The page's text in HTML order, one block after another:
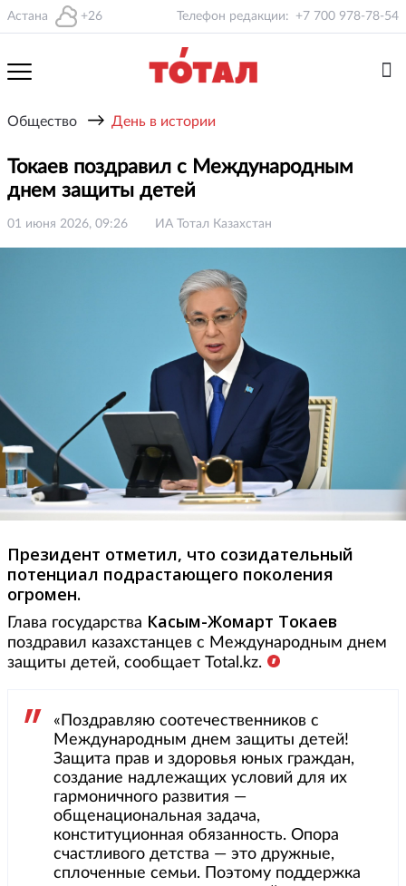
Астана +26 Телефон редакции: +7 700 978-78-54
Общество → День в истории
Токаев поздравил с Международным
днем защиты детей
01 июня 2026, 09:26 ИА Тотал Казахстан
Президент отметил, что созидательный
потенциал подрастающего поколения
огромен.
Глава государства Касым-Жомарт Токаев
поздравил казахстанцев с Международным днем
защиты детей, сообщает Total.kz.
«Поздравляю соотечественников с
Международным днем защиты детей!
Защита прав и здоровья юных граждан,
создание надлежащих условий для их
гармоничного развития —
общенациональная задача,
конституционная обязанность. Опора
счастливого детства — это дружные,
сплоченные семьи. Поэтому поддержка